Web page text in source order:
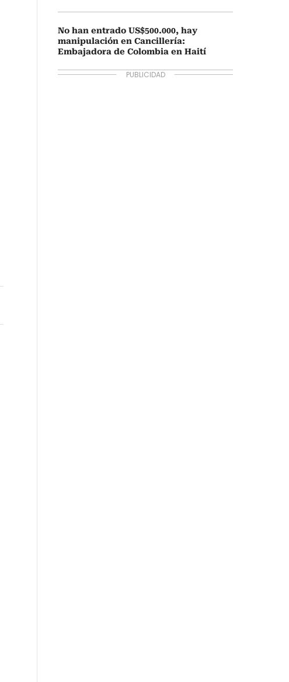
No han entrado US$500.000, hay
manipulación en Cancillería:
Embajadora de Colombia en Haití